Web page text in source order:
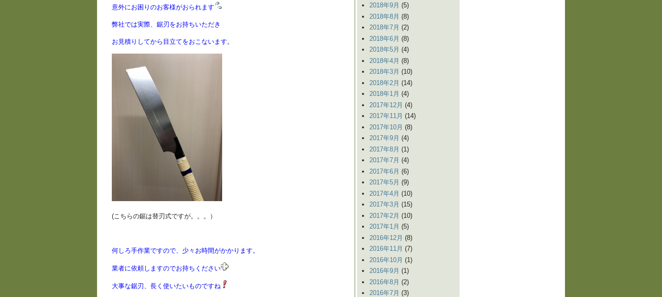
意外にお困りのお客様がおられます
弊社では実際、鋸刃をお持ちいただき
お見積りしてから目立てをおこないます。
(こちらの鋸は替刃式ですが。。。）
何しろ手作業ですので、少々お時間がかかります。
業者に依頼しますのでお持ちください
大事な鋸刃、長く使いたいものですね
2018年9月 (5)
2018年8月 (8)
2018年7月 (2)
2018年6月 (8)
2018年5月 (4)
2018年4月 (8)
2018年3月 (10)
2018年2月 (14)
2018年1月 (4)
2017年12月 (4)
2017年11月 (14)
2017年10月 (8)
2017年9月 (4)
2017年8月 (1)
2017年7月 (4)
2017年6月 (6)
2017年5月 (9)
2017年4月 (10)
2017年3月 (15)
2017年2月 (10)
2017年1月 (5)
2016年12月 (8)
2016年11月 (7)
2016年10月 (1)
2016年9月 (1)
2016年8月 (2)
2016年7月 (3)